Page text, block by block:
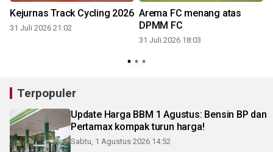
Kejurnas Track Cycling 2026
31 Juli 2026 21:02
Arema FC menang atas
DPMM FC
31 Juli 2026 18:03
Terpopuler
Update Harga BBM 1 Agustus: Bensin BP dan
Pertamax kompak turun harga!
Sabtu, 1 Agustus 2026 14:52